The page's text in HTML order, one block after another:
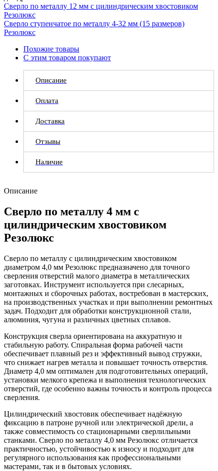
Сверло по металлу 12 мм с цилиндрическим хвостовиком
Резолюкс
Сверло ступенчатое по металлу 4-32 мм (15 размеров)
Резолюкс
Похожие товары
С этим товаром покупают
Описание
Оплата
Доставка
Отзывы
Наличие
Описание
Сверло по металлу 4 мм с
цилиндрическим хвостовиком
Резолюкс
Сверло по металлу с цилиндрическим хвостовиком
диаметром 4,0 мм Резолюкс предназначено для точного
сверления отверстий малого диаметра в металлических
заготовках. Инструмент используется при слесарных,
монтажных и сборочных работах, востребован в мастерских,
на производственных участках и при выполнении ремонтных
задач. Подходит для обработки конструкционной стали,
алюминия, чугуна и различных цветных сплавов.
Конструкция сверла ориентирована на аккуратную и
стабильную работу. Спиральная форма рабочей части
обеспечивает плавный рез и эффективный вывод стружки,
что снижает нагрев металла и повышает точность отверстия.
Диаметр 4,0 мм оптимален для подготовительных операций,
установки мелкого крепежа и выполнения технологических
отверстий, где особенно важны точность и контроль процесса
сверления.
Цилиндрический хвостовик обеспечивает надёжную
фиксацию в патроне ручной или электрической дрели, а
также совместимость со стационарными сверлильными
станками. Сверло по металлу 4,0 мм Резолюкс отличается
практичностью, устойчивостью к износу и подходит для
регулярного использования как профессиональными
мастерами, так и в бытовых условиях.